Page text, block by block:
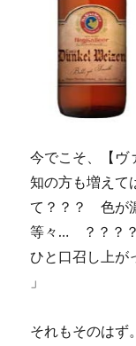
今でこそ、【ヴ
知の方も増えて
て？？？ 色が
等々… ？？？
ひと口召し上が
」
それもそのはず